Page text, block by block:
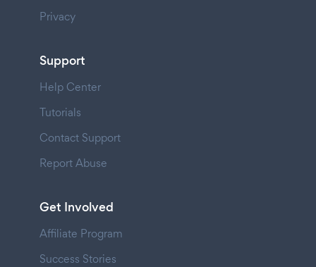
Privacy
Support
Help Center
Tutorials
Contact Support
Report Abuse
Get Involved
Affiliate Program
Success Stories